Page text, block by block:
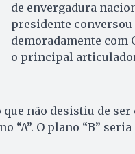
de envergadura
presidente conversou
demoradamente com
o principal
não desistiu de ser
“A”. O plano “B”